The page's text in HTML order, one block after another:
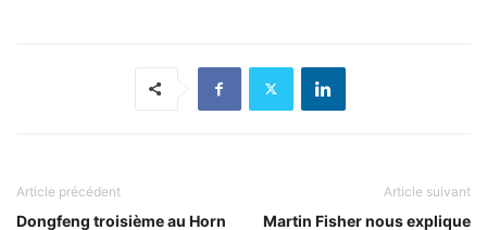
Article précédent
Dongfeng troisième au Horn
Article suivant
Martin Fisher nous explique